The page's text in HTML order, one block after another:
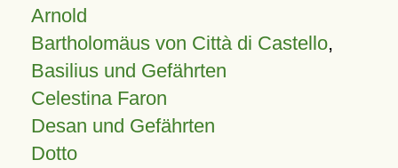
Arnold
Bartholomäus von Città di Castello,
Basilius und Gefährten
Celestina Faron
Desan und Gefährten
Dotto